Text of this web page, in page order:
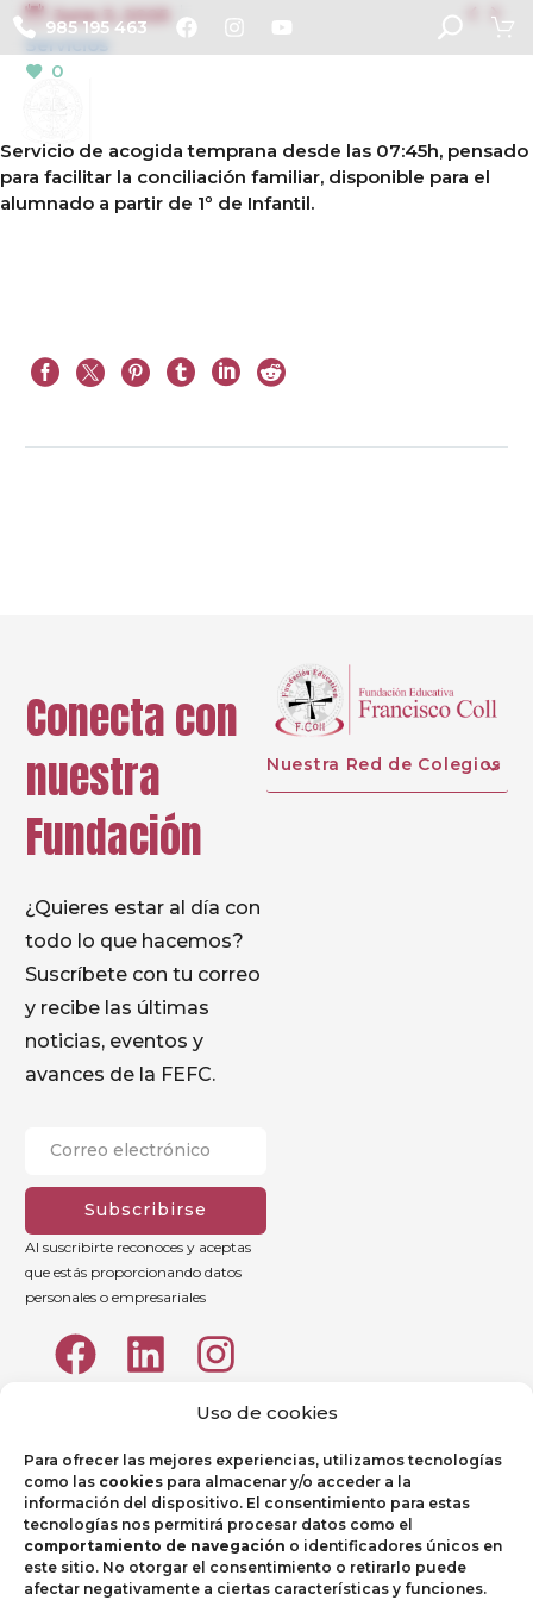
Uso de cookies
Para ofrecer las mejores experiencias, utilizamos tecnologías
como las cookies para almacenar y/o acceder a la
información del dispositivo. El consentimiento para estas
tecnologías nos permitirá procesar datos como el
comportamiento de navegación o identificadores únicos en
este sitio. No otorgar el consentimiento o retirarlo puede
afectar negativamente a ciertas características y funciones.
985 195 463  
June 3, 2025
Servicios
0
Servicio de acogida temprana desde las 07:45h, pensado
para facilitar la conciliación familiar, disponible para el
alumnado a partir de 1º de Infantil.
Conecta con
nuestra
Fundación
¿Quieres estar al día con
todo lo que hacemos?
Suscríbete con tu correo
y recibe las últimas
noticias, eventos y
avances de la FEFC.
Subscribirse
Al suscribirte reconoces y aceptas
que estás proporcionando datos
personales o empresariales
Nuestra Red de Colegios